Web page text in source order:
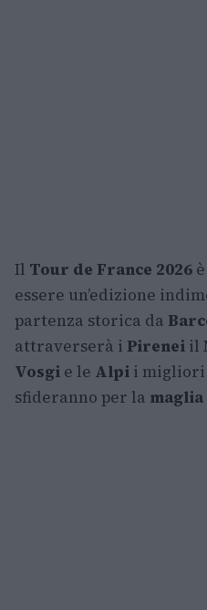
Il Tour de France 2026
essere un’edizione
partenza storica da
attraverserà i Pirenei il
Vosgi e le Alpi i migliori
sfideranno per la